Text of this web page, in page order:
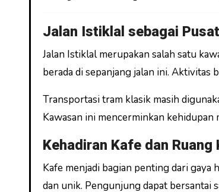
Jalan Istiklal sebagai
Jalan Istiklal merupakan salah satu
berada di sepanjang jalan ini. Aktivitas
Transportasi tram klasik masih
Kawasan ini mencerminkan kehidupan
Kehadiran Kafe dan
Kafe menjadi bagian penting dari
dan unik. Pengunjung dapat bersantai